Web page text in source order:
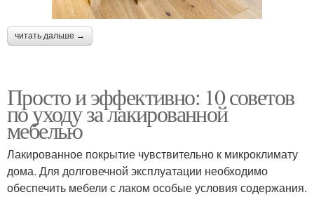
читать дальше →
Просто и эффективно: 10 советов
по уходу за лакированной
мебелью
Лакированное покрытие чувствительно к микроклимату
дома. Для долговечной эксплуатации необходимо
обеспечить мебели с лаком особые условия содержания.